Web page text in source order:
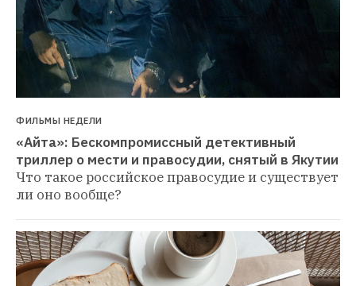
ФИЛЬМЫ НЕДЕЛИ
«Айта»: Бескомпромиссный детективный
триллер о мести и правосудии, снятый в Якутии
Что такое российское правосудие и существует
ли оно вообще?